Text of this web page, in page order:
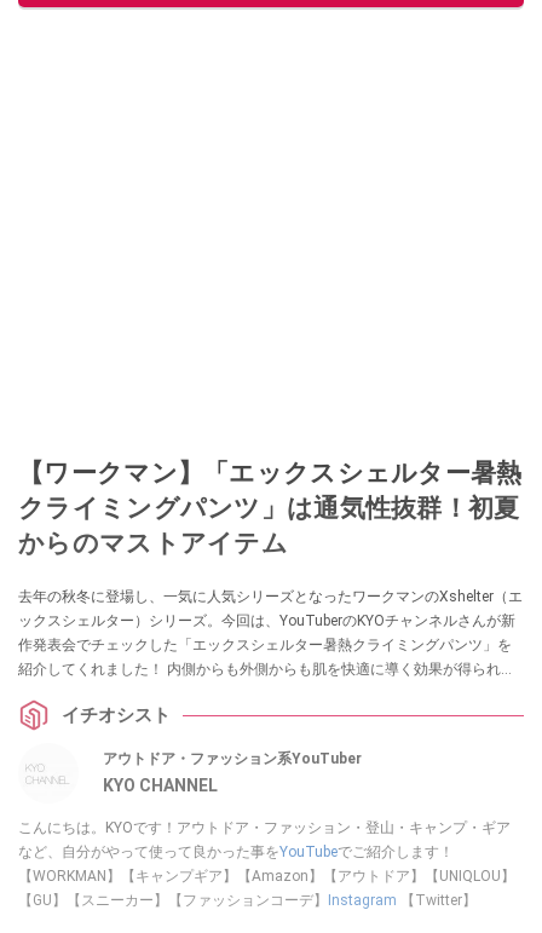
【ワークマン】「エックスシェルター暑熱
クライミングパンツ」は通気性抜群！初夏
からのマストアイテム
去年の秋冬に登場し、一気に人気シリーズとなったワークマンのXshelter（エ
ックスシェルター）シリーズ。今回は、YouTuberのKYOチャンネルさんが新
作発表会でチェックした「エックスシェルター暑熱クライミングパンツ」を
紹介してくれました！ 内側からも外側からも肌を快適に導く効果が得られる
イチオシスト
アウトドア・ファッション系YouTuber
KYO CHANNEL
こんにちは。KYOです！アウトドア・ファッション・登山・キャンプ・ギア
など、自分がやって使って良かった事をYouTubeでご紹介します！
【WORKMAN】【キャンプギア】【Amazon】【アウトドア】【UNIQLOU】
【GU】【スニーカー】【ファッションコーデ】
Instagram 【Twitter】